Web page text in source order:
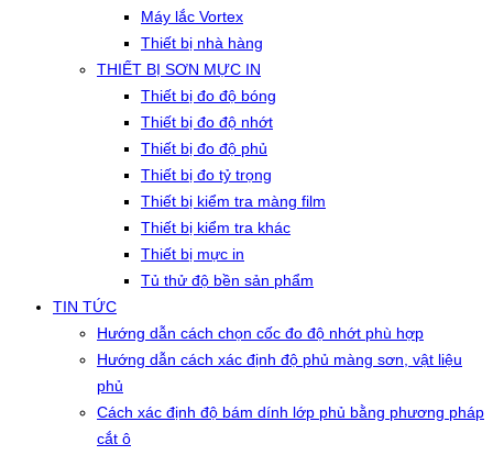
Máy lắc Vortex
Thiết bị nhà hàng
THIẾT BỊ SƠN MỰC IN
Thiết bị đo độ bóng
Thiết bị đo độ nhớt
Thiết bị đo độ phủ
Thiết bị đo tỷ trọng
Thiết bị kiểm tra màng film
Thiết bị kiểm tra khác
Thiết bị mực in
Tủ thử độ bền sản phẩm
TIN TỨC
Hướng dẫn cách chọn cốc đo độ nhớt phù hợp
Hướng dẫn cách xác định độ phủ màng sơn, vật liệu
phủ
Cách xác định độ bám dính lớp phủ bằng phương pháp
cắt ô